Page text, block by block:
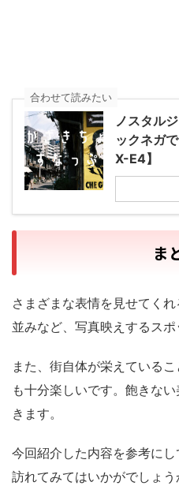
合わせて読みたい
ノスタル
ックネガ
X-E4】
ま
さまざまな表情を見せてく
並みなど、写真映えするスポ
また、街自体が栄えている
も十分楽しいです。飽きな
きます。
今回紹介した内容を参考に
訪れてみてはいかがでしょう